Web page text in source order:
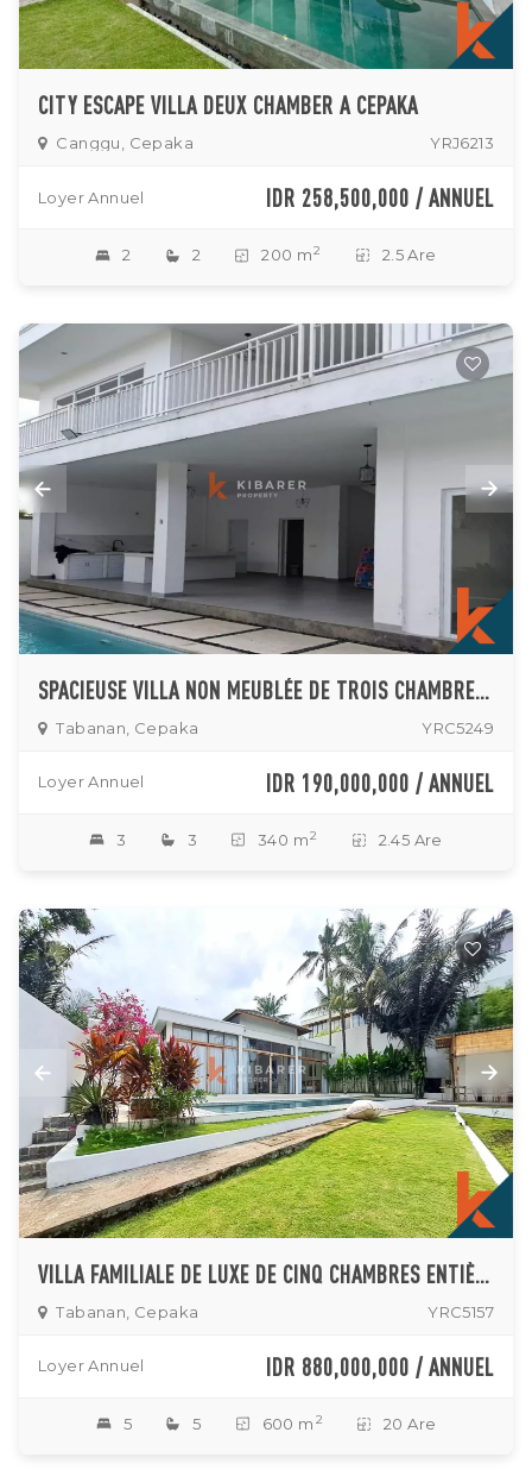
CITY ESCAPE VILLA DEUX CHAMBER A CEPAKA
Canggu, Cepaka YRJ6213
Loyer Annuel IDR 258,500,000 / ANNUEL
2 2 200 m 2 2.5 Are
SPACIEUSE VILLA NON MEUBLÉE DE TROIS CHAMBRES SITUÉE À CEPAKA
Tabanan, Cepaka YRC5249
Loyer Annuel IDR 190,000,000 / ANNUEL
3 3 340 m2 2.45 Are
VILLA FAMILIALE DE LUXE DE CINQ CHAMBRES ENTIÈREMENT MEUBLÉE DANS LE QUARTIER PAISIBLE DE CEPAKA AVEC VUE PRIVÉE SUR LES RIZIÈRES
Tabanan, Cepaka YRC5157
Loyer Annuel IDR 880,000,000 / ANNUEL
5 5 600 m 2 20 Are